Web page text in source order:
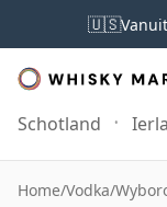
🇺🇸
Schotland
Home/Vodka/